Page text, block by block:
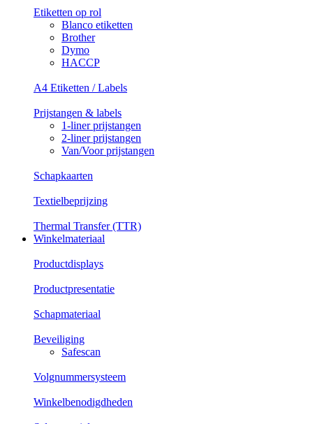
Etiketten op rol
Blanco etiketten
Brother
Dymo
HACCP
A4 Etiketten / Labels
Prijstangen & labels
1-liner prijstangen
2-liner prijstangen
Van/Voor prijstangen
Schapkaarten
Textielbeprijzing
Thermal Transfer (TTR)
Winkelmateriaal
Productdisplays
Productpresentatie
Schapmateriaal
Beveiliging
Safescan
Volgnummersysteem
Winkelbenodigdheden